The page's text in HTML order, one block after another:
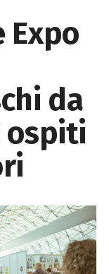
Expo
da
ospiti